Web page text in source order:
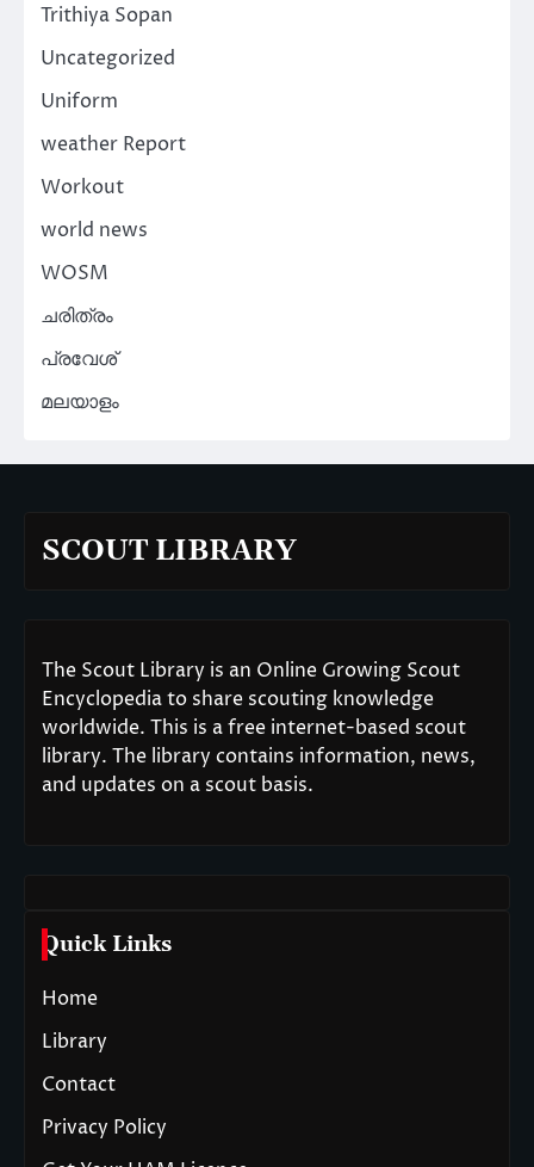
Trithiya Sopan
Uncategorized
Uniform
weather Report
Workout
world news
WOSM
ചരിത്രം
പ്രവേശ്
മലയാളം
SCOUT LIBRARY
The Scout Library is an Online Growing Scout
Encyclopedia to share scouting knowledge
worldwide. This is a free internet-based scout
library. The library contains information, news,
and updates on a scout basis.
Quick Links
Home
Library
Contact
Privacy Policy